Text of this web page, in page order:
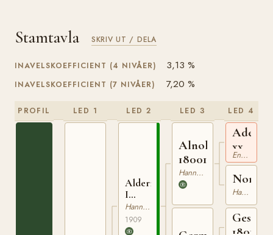
Stamtavla SKRIV UT / DELA
INAVELSKOEFFICIENT (4 NIVÅER) 3,13 %
INAVELSKOEFFICIENT (7 NIVÅER) 7,20 %
PROFIL LED 1 LED 2
Alderman
I
310010309
Hannoveranare
1909
LED 3
Alnok
180019588
Hannoveranare
LED 4
xx
Engelskt Fullblod
Nora
Hannoveranare
Gessler